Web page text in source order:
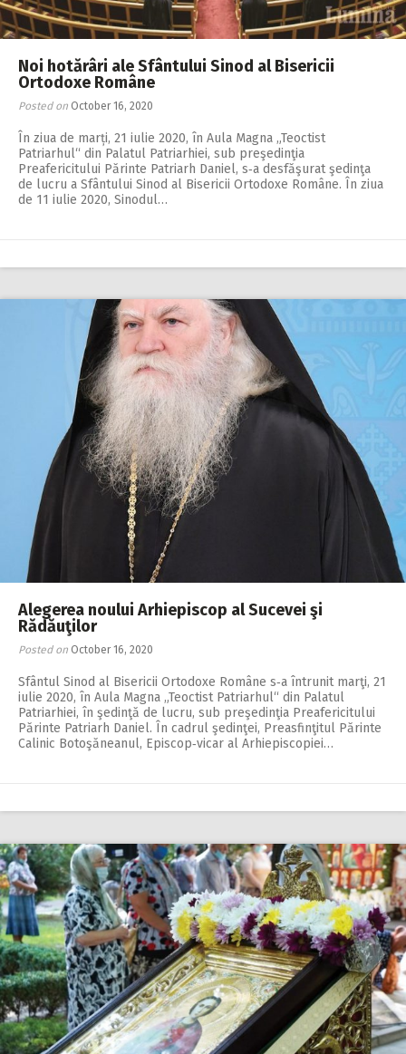
Noi hotărâri ale Sfântului Sinod al Bisericii
Ortodoxe Române
Posted on October 16, 2020
În ziua de marți, 21 iulie 2020, în Aula Magna „Teoctist
Patriarhul“ din Palatul Patriarhiei, sub preşe­dinţia
Preafericitului Părinte Patriarh Daniel, s‑a desfăşurat şe­dinţa
de lucru a Sfântului Sinod al Bisericii Ortodoxe Române. În ziua
de 11 iulie 2020, Sinodul…
Alegerea noului Arhiepiscop al Sucevei şi
Rădăuţilor
Posted on October 16, 2020
Sfântul Sinod al Bisericii Ortodoxe Române s‑a întrunit marţi, 21
iulie 2020, în Aula Magna „Teoctist Patriarhul“ din Palatul
Patriarhiei, în şedinţă de lucru, sub preşedinţia Preafericitului
Părinte Patriarh Daniel. În cadrul şedinţei, Preasfinţitul Părinte
Calinic Botoşăneanul, Episcop‑vicar al Arhiepis­copiei…